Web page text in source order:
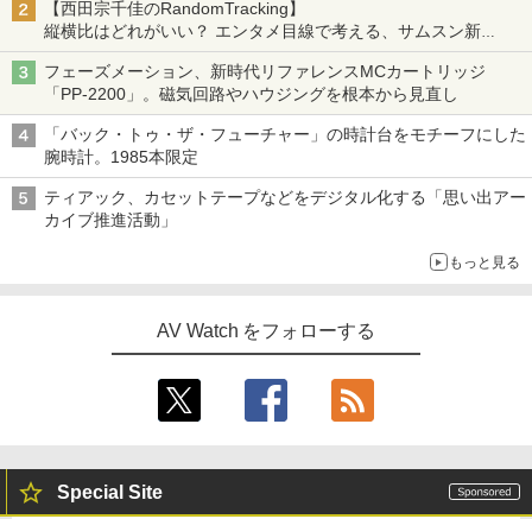
【西田宗千佳のRandomTracking】
縦横比はどれがいい？ エンタメ目線で考える、サムスン新
「Galaxy Z Fold」
フェーズメーション、新時代リファレンスMCカートリッジ
「PP-2200」。磁気回路やハウジングを根本から見直し
「バック・トゥ・ザ・フューチャー」の時計台をモチーフにした
腕時計。1985本限定
ティアック、カセットテープなどをデジタル化する「思い出アー
カイブ推進活動」
もっと見る
AV Watch をフォローする
Special Site